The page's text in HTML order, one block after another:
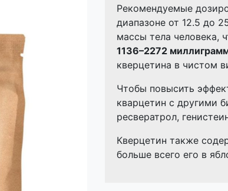
Рекомендуемые
диапазоне от 12.5 до
массы тела человека,
1136–2272
кверцетина в чистом
Чтобы повысить
кварцетин с другими
ресвератрол,
Кверцетин также
больше всего его в